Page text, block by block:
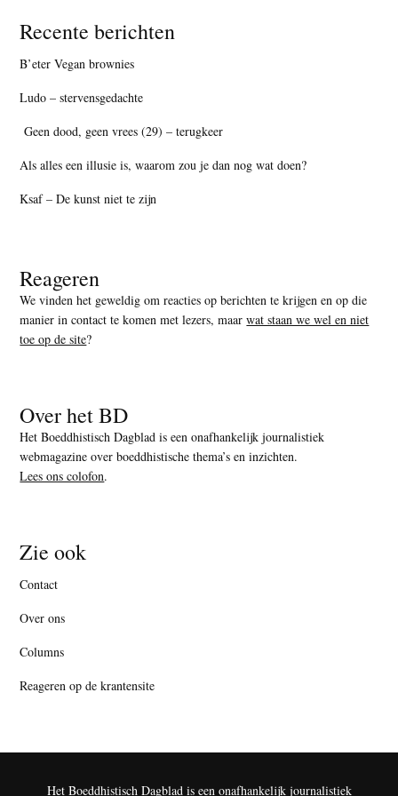
Recente berichten
B’eter Vegan brownies
Ludo – stervensgedachte
Geen dood, geen vrees (29) – terugkeer
Als alles een illusie is, waarom zou je dan nog wat doen?
Ksaf – De kunst niet te zijn
Reageren
We vinden het geweldig om reacties op berichten te krijgen en op die
manier in contact te komen met lezers, maarwat staan we wel en niet
toe op de site?
Over het BD
Het Boeddhistisch Dagblad is een onafhankelijk journalistiek
webmagazine over boeddhistische thema’s en inzichten.
Lees ons colofon.
Zie ook
Contact
Over ons
Columns
Reageren op de krantensite
Het Boeddhistisch Dagblad is een onafhankelijk journalistiek